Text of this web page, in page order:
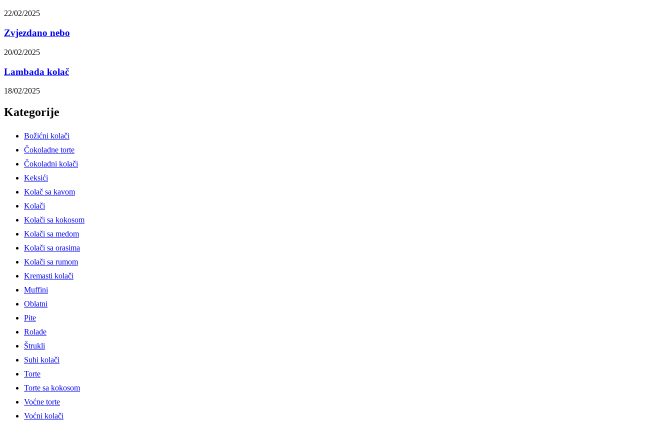
22/02/2025
Zvjezdano nebo
20/02/2025
Lambada kolač
18/02/2025
Kategorije
Božićni kolači
Čokoladne torte
Čokoladni kolači
Keksići
Kolač sa kavom
Kolači
Kolači sa kokosom
Kolači sa medom
Kolači sa orasima
Kolači sa rumom
Kremasti kolači
Muffini
Oblatni
Pite
Rolade
Štrukli
Suhi kolači
Torte
Torte sa kokosom
Voćne torte
Voćni kolači